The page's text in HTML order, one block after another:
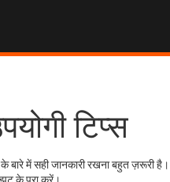
टिप्स
बारे में सही जानकारी रखना बहुत ज़रूरी